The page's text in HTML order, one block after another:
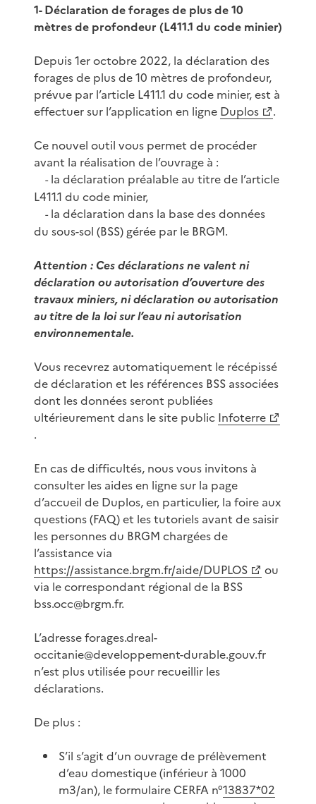
1- Déclaration de forages de plus de 10
mètres de profondeur (L411.1 du code minier)
Depuis 1er octobre 2022, la déclaration des
forages de plus de 10 mètres de profondeur,
prévue par l’article L411.1 du code minier, est à
effectuer sur l’application en ligne Duplos
.
Ce nouvel outil vous permet de procéder
avant la réalisation de l’ouvrage à :
-la déclaration préalable au titre de l’article
L411.1 du code minier,
-la déclaration dans la base des données
du sous-sol (BSS) gérée par le BRGM.
Attention : Ces déclarations ne valent ni
déclaration ou autorisation d’ouverture des
travaux miniers, ni déclaration ou autorisation
au titre de la loi sur l’eau ni autorisation
environnementale.
Vous recevrez automatiquement le récépissé
de déclaration et les références BSS associées
dont les données seront publiées
ultérieurement dans le site public Infoterre
.
En cas de difficultés, nous vous invitons à
consulter les aides en ligne sur la page
d’accueil de Duplos, en particulier, la foire aux
questions (FAQ) et les tutoriels avant de saisir
les personnes du BRGM chargées de
l’assistance via
https://assistance.brgm.fr/aide/DUPLOS
ou
via le correspondant régional de la BSS
bss.occ@brgm.fr.
L’adresse forages.dreal-
occitanie@developpement-durable.gouv.fr
n’est plus utilisée pour recueillir les
déclarations.
De plus :
S’il s’agit d’un ouvrage de prélèvement
d’eau domestique (inférieur à 1000
m3/an), le formulaire CERFA n°13837*02